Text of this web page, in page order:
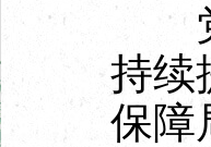
党
持续
保障